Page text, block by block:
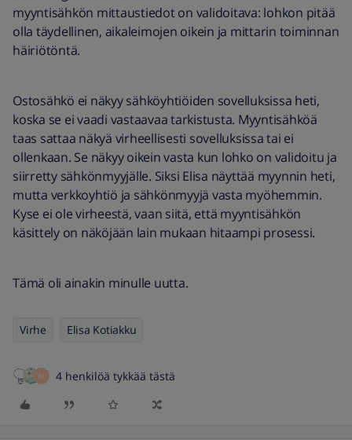
myyntisähkön mittaustiedot on validoitava: lohkon pitää
olla täydellinen, aikaleimojen oikein ja mittarin toiminnan
häiriötöntä.
Ostosähkö ei näkyy sähköyhtiöiden sovelluksissa heti,
koska se ei vaadi vastaavaa tarkistusta. Myyntisähköä
taas sattaa näkyä virheellisesti sovelluksissa tai ei
ollenkaan. Se näkyy oikein vasta kun lohko on validoitu ja
siirretty sähkönmyyjälle. Siksi Elisa näyttää myynnin heti,
mutta verkkoyhtiö ja sähkönmyyjä vasta myöhemmin.
Kyse ei ole virheestä, vaan siitä, että myyntisähkön
käsittely on näköjään lain mukaan hitaampi prosessi.
Tämä oli ainakin minulle uutta.
Virhe Elisa Kotiakku
M 4 henkilöä tykkää tästä